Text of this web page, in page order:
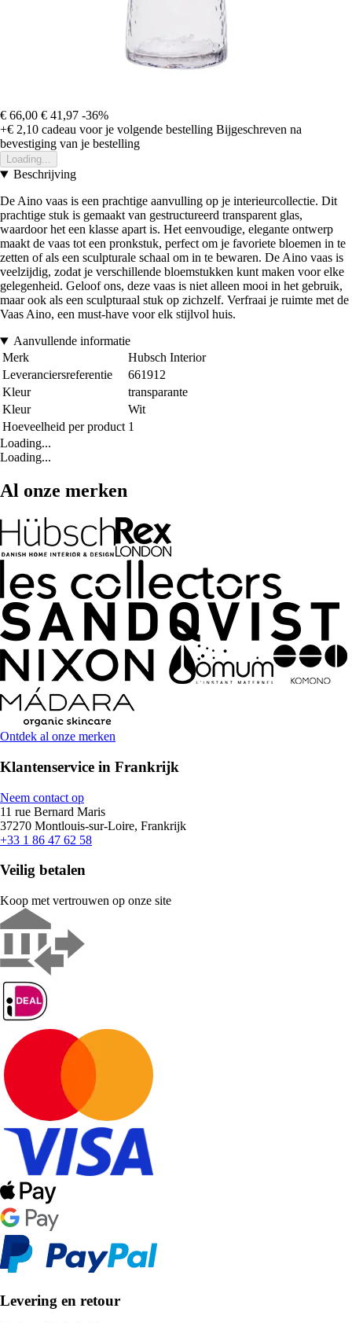
€ 66,00 € 41,97 -36%
+€ 2,10 cadeau voor je volgende bestelling Bijgeschreven na
bevestiging van je bestelling
Loading...
Beschrijving
De Aino vaas is een prachtige aanvulling op je interieurcollectie. Dit
prachtige stuk is gemaakt van gestructureerd transparent glas,
waardoor het een klasse apart is. Het eenvoudige, elegante ontwerp
maakt de vaas tot een pronkstuk, perfect om je favoriete bloemen in te
zetten of als een sculpturale schaal om in te bewaren. De Aino vaas is
veelzijdig, zodat je verschillende bloemstukken kunt maken voor elke
gelegenheid. Geloof ons, deze vaas is niet alleen mooi in het gebruik,
maar ook als een sculpturaal stuk op zichzelf. Verfraai je ruimte met de
Vaas Aino, een must-have voor elk stijlvol huis.
Aanvullende informatie
Merk
Hubsch Interior
Leveranciersreferentie
661912
Kleur
transparante
Kleur
Wit
Hoeveelheid per product 1
Loading...
Loading...
Al onze merken
Ontdek al onze merken
Klantenservice in Frankrijk
Neem contact op
11 rue Bernard Maris
37270 Montlouis-sur-Loire, Frankrijk
+33 1 86 47 62 58
Veilig betalen
Koop met vertrouwen op onze site
Levering en retour